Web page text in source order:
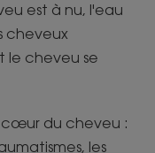
est à nu, l'eau
cheveux
le cheveu se
cœur du cheveu :
les